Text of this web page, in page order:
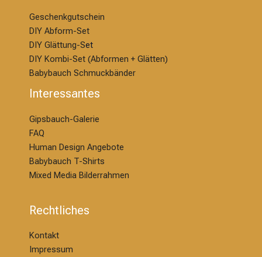
Geschenkgutschein
DIY Abform-Set
DIY Glättung-Set
DIY Kombi-Set (Abformen + Glätten)
Babybauch Schmuckbänder
Interessantes
Gipsbauch-Galerie
FAQ
Human Design Angebote
Babybauch T-Shirts
Mixed Media Bilderrahmen
Rechtliches
Kontakt
Impressum